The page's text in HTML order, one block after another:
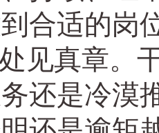
合适的岗
见真章。
还是冷漠